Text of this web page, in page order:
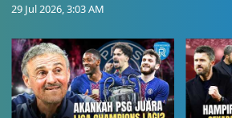
29 Jul 2026, 3:03 AM